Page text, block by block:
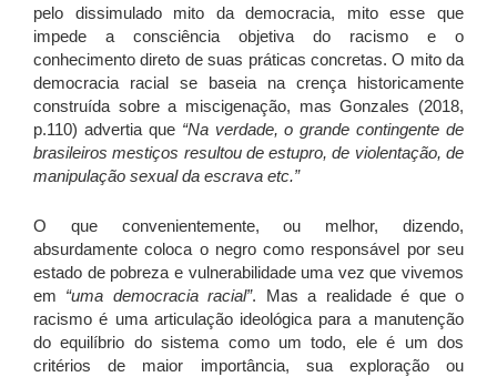
pelo dissimulado mito da democracia, mito esse que
impede a consciência objetiva do racismo e o
conhecimento direto de suas práticas concretas. O mito da
democracia racial se baseia na crença historicamente
construída sobre a miscigenação, mas Gonzales (2018,
p.110) advertia que “Na verdade, o grande contingente de
brasileiros mestiços resultou de estupro, de violentação, de
manipulação sexual da escrava etc.”
O que convenientemente, ou melhor, dizendo,
absurdamente coloca o negro como responsável por seu
estado de pobreza e vulnerabilidade uma vez que vivemos
em “uma democracia racial”. Mas a realidade é que o
racismo é uma articulação ideológica para a manutenção
do equilíbrio do sistema como um todo, ele é um dos
critérios de maior importância, sua exploração ou